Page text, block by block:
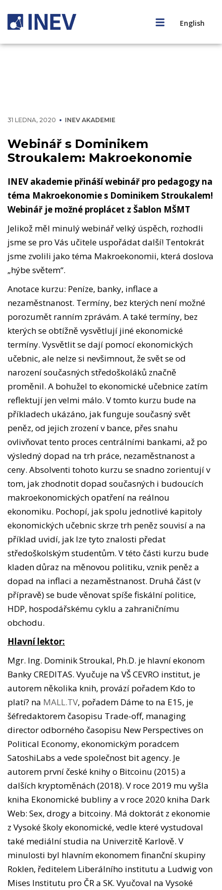
English
31 LEDNA, 2020 INEV AKADEMIE
Webinář s Dominikem
Stroukalem: Makroekonomie
INEV akademie přináší webinář pro pedagogy na
téma Makroekonomie s Dominikem Stroukalem!
Webinář je možné proplácet z Šablon MŠMT
Jelikož měl minulý webinář velký úspěch, rozhodli
jsme se pro Vás učitele uspořádat další! Tentokrát
jsme zvolili jako téma Makroekonomii, která doslova
„hýbe světem“.
Anotace kurzu: Peníze, banky, inflace a
nezaměstnanost. Termíny, bez kterých není možné
porozumět ranním zprávám. A také termíny, bez
kterých se obtížně vysvětlují jiné ekonomické
termíny. Vysvětlit se dají pomocí ekonomických
učebnic, ale nelze si nevšimnout, že svět se od
narození současných středoškoláků značně
proměnil. A bohužel to ekonomické učebnice zatím
reflektují jen velmi málo. V tomto kurzu bude na
příkladech ukázáno, jak funguje současný svět
peněz, od jejich zrození v bance, přes snahu
ovlivňovat tento proces centrálními bankami, až po
výsledný dopad na trh práce, nezaměstnanost a
ceny. Absolventi tohoto kurzu se snadno zorientují v
tom, jak zhodnotit dopad současných i budoucích
makroekonomických opatření na reálnou
ekonomiku. Pochopí, jak spolu jednotlivé kapitoly
ekonomických učebnic skrze trh peněz souvisí a na
příklad uvidí, jak lze tyto znalosti předat
středoškolským studentům. V této části kurzu bude
kladen důraz na měnovou politiku, vznik peněz a
dopad na inflaci a nezaměstnanost. Druhá část (v
přípravě) se bude věnovat spíše fiskální politice,
HDP, hospodářskému cyklu a zahraničnímu
obchodu.
Hlavní lektor:
Mgr. Ing. Dominik Stroukal, Ph.D. je hlavní ekonom
Banky CREDITAS. Vyučuje na VŠ CEVRO institut, je
autorem několika knih, provází pořadem Kdo to
platí? na MALL.TV, pořadem Dáme to na E15, je
šéfredaktorem časopisu Trade-off, managing
director odborného časopisu New Perspectives on
Political Economy, ekonomickým poradcem
SatoshiLabs a vede společnost bit agency. Je
autorem první české knihy o Bitcoinu (2015) a
dalších kryptoměnách (2018). V roce 2019 mu vyšla
kniha Ekonomické bubliny a v roce 2020 kniha Dark
Web: Sex, drogy a bitcoiny. Má doktorát z ekonomie
z Vysoké školy ekonomické, vedle které vystudoval
také mediální studia na Univerzitě Karlově. V
minulosti byl hlavním ekonomem finanční skupiny
Roklen, ředitelem Liberálního institutu a Ludwig von
Mises Institutu pro ČR a SK. Vyučoval na Vysoké